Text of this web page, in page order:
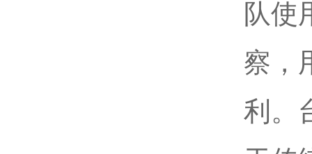
队使
察，
利。